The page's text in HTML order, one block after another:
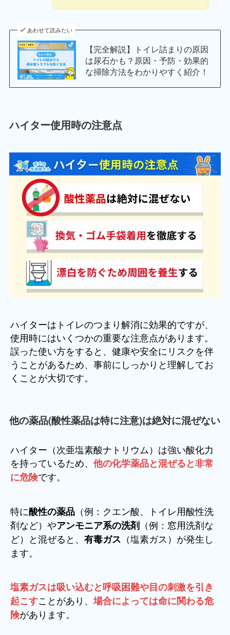
あわせて読みたい
【完全解説】トイレ詰まりの原因
は尿石かも？原因・予防・効果的
な掃除方法をわかりやすく紹介！
ハイター使用時の注意点
ハイターはトイレのつまり解消に効果的ですが、
使用時にはいくつかの重要な注意点があります。
誤った使い方をすると、健康や安全にリスクを伴
うことがあるため、事前にしっかりと理解してお
くことが大切です。
他の薬品(酸性薬品は特に注意)は絶対に混ぜない
ハイター（次亜塩素酸ナトリウム）は強い酸化力
を持っているため、 他の化学薬品と混ぜると非常
に危険です。
特に酸性の薬品（例：クエン酸、トイレ用酸性洗
剤など）やアンモニア系の洗剤（例：窓用洗剤な
ど）と混ぜると、 有毒ガス （塩素ガス）が発生し
ます。
塩素ガスは吸い込むと呼吸困難や目の刺激を引き
起こすことがあり、場合によっては命に関わる危
険があります。